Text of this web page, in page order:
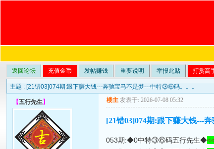
返回论坛 充值金币 发帖赚钱 重要说明 举报此贴 打赏高
主题 : [21错03]074期:跟下赚大钱---奔驰宝马不是梦---中特③⑥码。。。
【五行先生】 楼主 发表于: 2026-07-08 05:32
[21错03]074期:跟下赚大钱---
053期:◆0中特③⑥码五行先生◆